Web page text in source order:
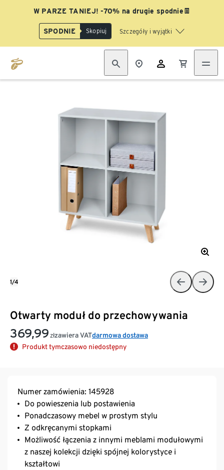
W PARZE TANIEJ! -70% na drugie spodnie👖
SPODNIE Skopiuj Szczegóły i wyjątki
Otwarty moduł do przechowywania
369,99 złzawiera VATdarmowa dostawa
Produkt tymczasowo niedostępny
1/4
Numer zamówienia: 145928
Do powieszenia lub postawienia
Ponadczasowy mebel w prostym stylu
Z odkręcanymi stopkami
Możliwość łączenia z innymi meblami modułowymi
z naszej kolekcji dzięki spójnej kolorystyce i
kształtowi